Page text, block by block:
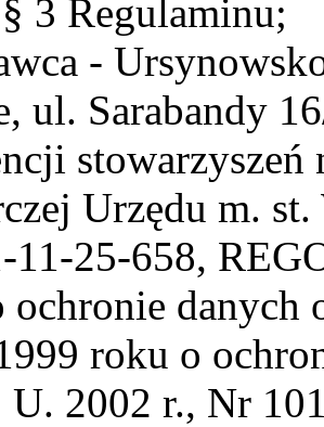
3 Regulaminu;
-
ul. Sarabandy
stowarzyszeń
Urzędu m.
11-25-658,
ochronie danych
roku o
U. 2002 r., Nr